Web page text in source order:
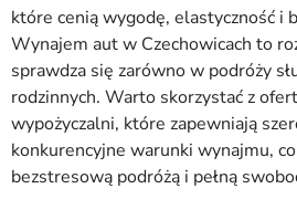
które cenią wygodę, elastyczność i
Wynajem aut w Czechowicach to
sprawdza się zarówno w podróży
rodzinnych. Warto skorzystać z
wypożyczalni, które zapewniają
konkurencyjne warunki wynajmu,
bezstresową podróżą i pełną